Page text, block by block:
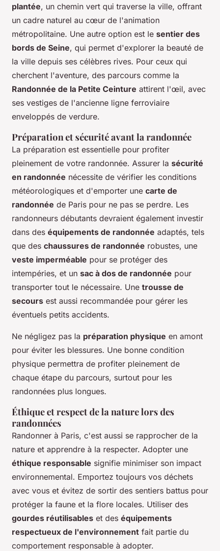
plantée, un chemin vert qui traverse la ville, offrant
un cadre naturel au cœur de l'animation
métropolitaine. Une autre option est le sentier des
bords de Seine, qui permet d'explorer la beauté de
la ville depuis ses célèbres rives. Pour ceux qui
cherchent l'aventure, des parcours comme la
Randonnée de la Petite Ceinture attirent l'œil, avec
ses vestiges de l'ancienne ligne ferroviaire
enveloppés de verdure.
Préparation et sécurité avant la randonnée
La préparation est essentielle pour profiter
pleinement de votre randonnée. Assurer la sécurité
en randonnée nécessite de vérifier les conditions
météorologiques et d'emporter une carte de
randonnée de Paris pour ne pas se perdre. Les
randonneurs débutants devraient également investir
dans des équipements de randonnée adaptés, tels
que des chaussures de randonnée robustes, une
veste imperméable pour se protéger des
intempéries, et un sac à dos de randonnée pour
transporter tout le nécessaire. Une trousse de
secours est aussi recommandée pour gérer les
éventuels petits accidents.
Ne négligez pas la préparation physique en amont
pour éviter les blessures. Une bonne condition
physique permettra de profiter pleinement de
chaque étape du parcours, surtout pour les
randonnées plus longues.
Éthique et respect de la nature lors des
randonnées
Randonner à Paris, c'est aussi se rapprocher de la
nature et apprendre à la respecter. Adopter une
éthique responsable signifie minimiser son impact
environnemental. Emportez toujours vos déchets
avec vous et évitez de sortir des sentiers battus pour
protéger la faune et la flore locales. Utiliser des
gourdes réutilisables et des équipements
respectueux de l'environnement fait partie du
comportement responsable à adopter.